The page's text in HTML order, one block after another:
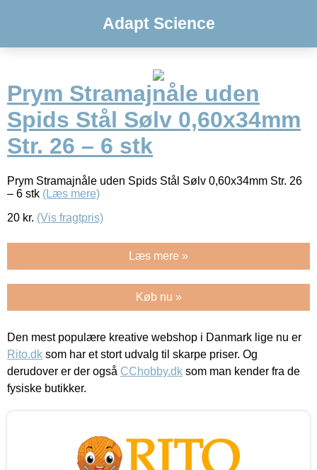
Adapt Science
Prym Stramajnåle uden
Spids Stål Sølv 0,60x34mm
Str. 26 – 6 stk
Prym Stramajnåle uden Spids Stål Sølv 0,60x34mm Str. 26
– 6 stk (Læs mere)
20 kr. (Vis fragtpris)
Læs mere »
Køb nu »
Den mest populære kreative webshop i Danmark lige nu er
Rito.dk som har et stort udvalg til skarpe priser. Og
derudover er der også CChobby.dk som man kender fra de
fysiske butikker.